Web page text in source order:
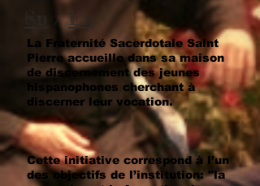
Sp /En
La Fraternité Sacerdotale Saint
Pierre accueille dans sa maison
de discernement des jeunes
hispanophones cherchant à
discerner leur vocation.
Cette initiative correspond à l’un
des objectifs de l’institution: "la